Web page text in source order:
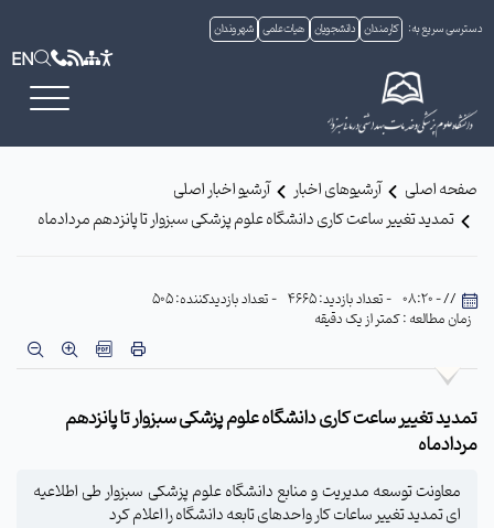
دسترسی سریع به: کارمندان دانشجویان هیات علمی شهروندان
EN
صفحه اصلی آرشیوهای اخبار
آرشیو اخبار اصلی
تمدید تغییر ساعت کاری دانشگاه علوم پزشکی سبزوار تا پانزدهم مردادماه
// - 08:20 - تعداد بازدید: 4665
- تعداد بازدیدکننده: 505
زمان مطالعه : کمتر از یک دقیقه
تمدید تغییر ساعت کاری دانشگاه علوم پزشکی سبزوار تا پانزدهم
مردادماه
معاونت توسعه مدیریت و منابع دانشگاه علوم پزشکی سبزوار طی اطلاعیه
ای تمدید تغییر ساعات کار واحدهای تابعه دانشگاه را اعلام کرد